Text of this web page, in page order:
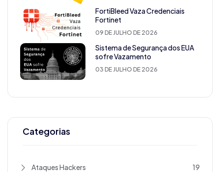
FortiBleed Vaza Credenciais
Fortinet
09 DE JULHO DE 2026
Sistema de Segurança dos EUA
sofre Vazamento
03 DE JULHO DE 2026
Categorias
Ataques Hackers 19